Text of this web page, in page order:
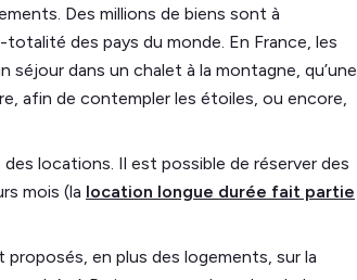
Des millions de biens sont à
des pays du monde. En France, les
dans un chalet à la montagne, qu’une
afin de contempler les étoiles, ou encore,
locations. Il est possible de réserver des
mois (la location longue durée fait partie
en plus des logements, sur la